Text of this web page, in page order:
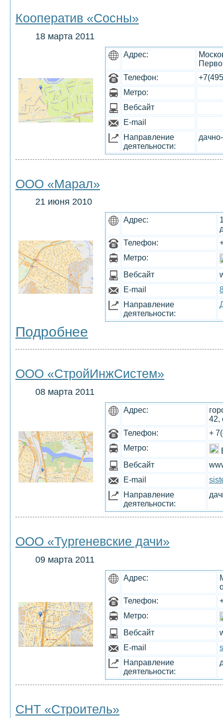
Кооператив «Сосны»
18 марта 2011
Адрес:
Телефон:
Метро:
Вебсайт
E-mail
Направление
деятельности:
ООО «Марал»
21 июня 2010
Адрес:
Телефон:
Метро:
Вебсайт
E-mail
Направление
деятельности:
Подробнее
ООО «СтройИнжСистем»
08 марта 2011
Адрес:
42,
Телефон:
+
Метро:
Вебсайт
E-mail
Направление
деятельности:
ООО «Тургеневские дачи»
09 марта 2011
Адрес:
Телефон:
Метро:
Вебсайт
E-mail
Направление
деятельности:
СНТ «Строитель»